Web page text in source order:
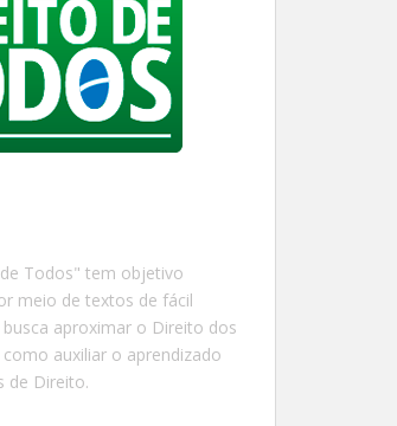
Todos" tem objetivo
meio de textos de fácil
aproximar o Direito dos
auxiliar o aprendizado
de Direito.